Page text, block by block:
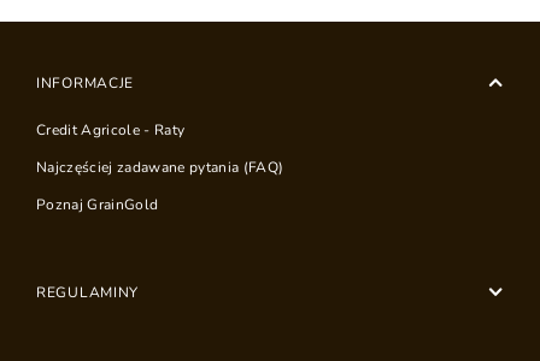
INFORMACJE
Credit Agricole - Raty
Najczęściej zadawane pytania (FAQ)
Poznaj GrainGold
REGULAMINY